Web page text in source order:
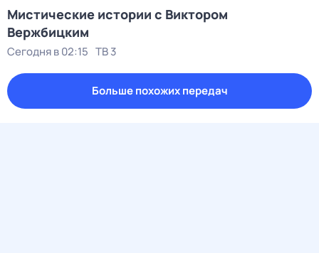
Мистические истории с Виктором
Вержбицким
Сегодня в 02:15 ТВ 3
Больше похожих передач